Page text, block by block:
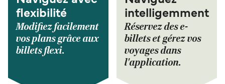
flexibilité
Modifiez facilement
vos plans grâce aux
billets flexi.
intelligemment
Réservez des e-
billets et gérez vos
voyages dans
l'application.